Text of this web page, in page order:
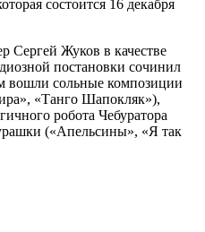
состоится 16 декабря
Сергей Жуков в качестве
постановки сочинил
вошли сольные композиции
«Танго Шапокляк»),
робота Чебуратора
(«Апельсины», «Я так